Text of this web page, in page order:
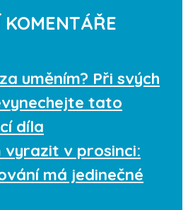
uměním? Při svých
tato
díla
vyrazit v prosinci:
má jedinečné